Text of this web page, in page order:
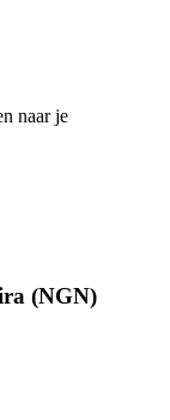
naar je
(NGN)